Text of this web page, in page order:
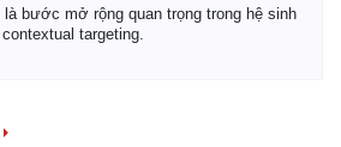
bước mở rộng quan trọng trong hệ sinh
targeting.